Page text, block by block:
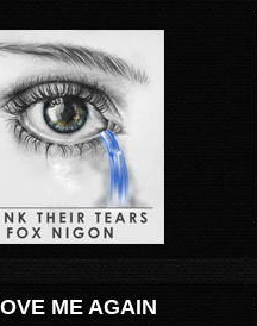
ME AGAIN